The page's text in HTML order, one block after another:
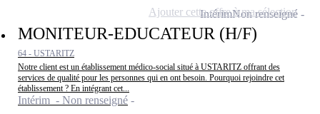
MONITEUR-EDUCATEUR (H/F)
64 - USTARITZ
Notre client est un établissement médico-social situé à USTARITZ offrant des
services de qualité pour les personnes qui en ont besoin. Pourquoi rejoindre cet
établissement ? En intégrant cet...
Intérim - Non renseigné
IntérimNon renseigné
Ajouter cette offre à ma sélection